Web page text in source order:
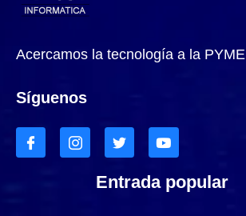
Acercamos la tecnología a la PYME
Síguenos
Entrada popular